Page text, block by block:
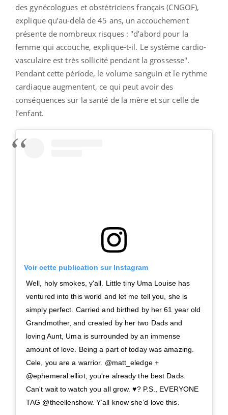
des gynécologues et obstétriciens français (CNGOF),
explique qu’au-delà de 45 ans, un accouchement
présente de nombreux risques : "d’abord pour la
femme qui accouche, explique-t-il. Le système cardio-
vasculaire est très sollicité pendant la grossesse".
Pendant cette période, le volume sanguin et le rythme
cardiaque augmentent, ce qui peut avoir des
conséquences sur la santé de la mère et sur celle de
l’enfant.
Voir cette publication sur Instagram
Well, holy smokes, y'all. Little tiny Uma Louise has
ventured into this world and let me tell you, she is
simply perfect. Carried and birthed by her 61 year old
Grandmother, and created by her two Dads and
loving Aunt, Uma is surrounded by an immense
amount of love. Being a part of today was amazing.
Cele, you are a warrior. @matt_eledge +
@ephemeral.elliot, you're already the best Dads.
Can't wait to watch you all grow. ♥? P.S., EVERYONE
TAG @theellenshow. Y’all know she’d love this.